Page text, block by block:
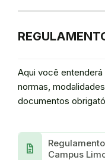
Aqui você
normas,
documentos
docs
Campus